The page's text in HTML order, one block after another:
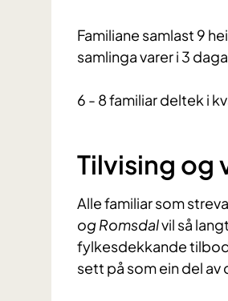
Familiane samlast 9
samlinga varer i 3
6 - 8 familiar deltek i
Tilvising og
Alle familiar som
og Romsdalvil så
fylkesdekkande
sett på som ein del